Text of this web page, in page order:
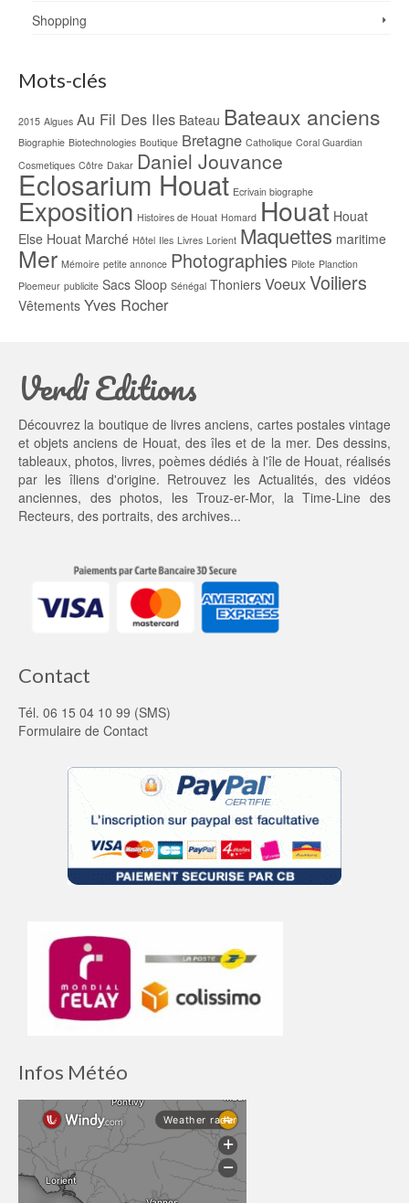
Shopping
Mots-clés
2015 Algues Au Fil Des Iles Bateau Bateaux anciens
Biographie Biotechnologies Boutique Bretagne Catholique Coral Guardian
Cosmetiques Côtre Dakar Daniel Jouvance
Eclosarium Houat Ecrivain biographe
Exposition Histoires de Houat Homard Houat Houat
Else Houat Marché Hôtel Iles Livres Lorient Maquettes maritime
Mer Mémoire petite annonce Photographies Pilote Planction
Ploemeur publicite Sacs Sloop Sénégal Thoniers VoeuxVoiliers
Vêtements Yves Rocher
Verdi Editions
Découvrez la boutique de livres anciens, cartes postales vintage
et objets anciens de Houat, des îles et de la mer. Des dessins,
tableaux, photos, livres, poèmes dédiés à l'île de Houat, réalisés
par les îliens d'origine. Retrouvez les Actualités, des vidéos
anciennes, desphotos, lesTrouz-er-Mor, laTime-Line des
Recteurs, des portraits, des archives...
Contact
Tél. 06 15 04 10 99 (SMS)
Formulaire de Contact
Infos Météo